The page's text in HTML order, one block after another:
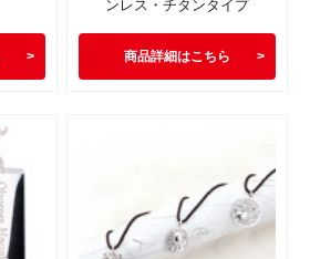
ンレス・チタンタイプ
商品詳細はこちら